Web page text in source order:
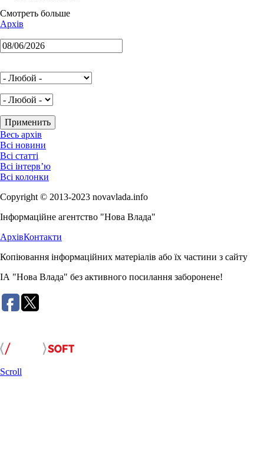
Смотреть больше
Архів
Весь архів
Всі новини
Всі статті
Всі інтерв’ю
Всі колонки
Copyright © 2013-2023 novavlada.info
Інформаційне агентство "Нова Влада"
АрхівКонтакти
Копіювання інформаційних матеріалів або їх частини з сайту
ІА "Нова Влада" без активного посилання заборонене!
Scroll